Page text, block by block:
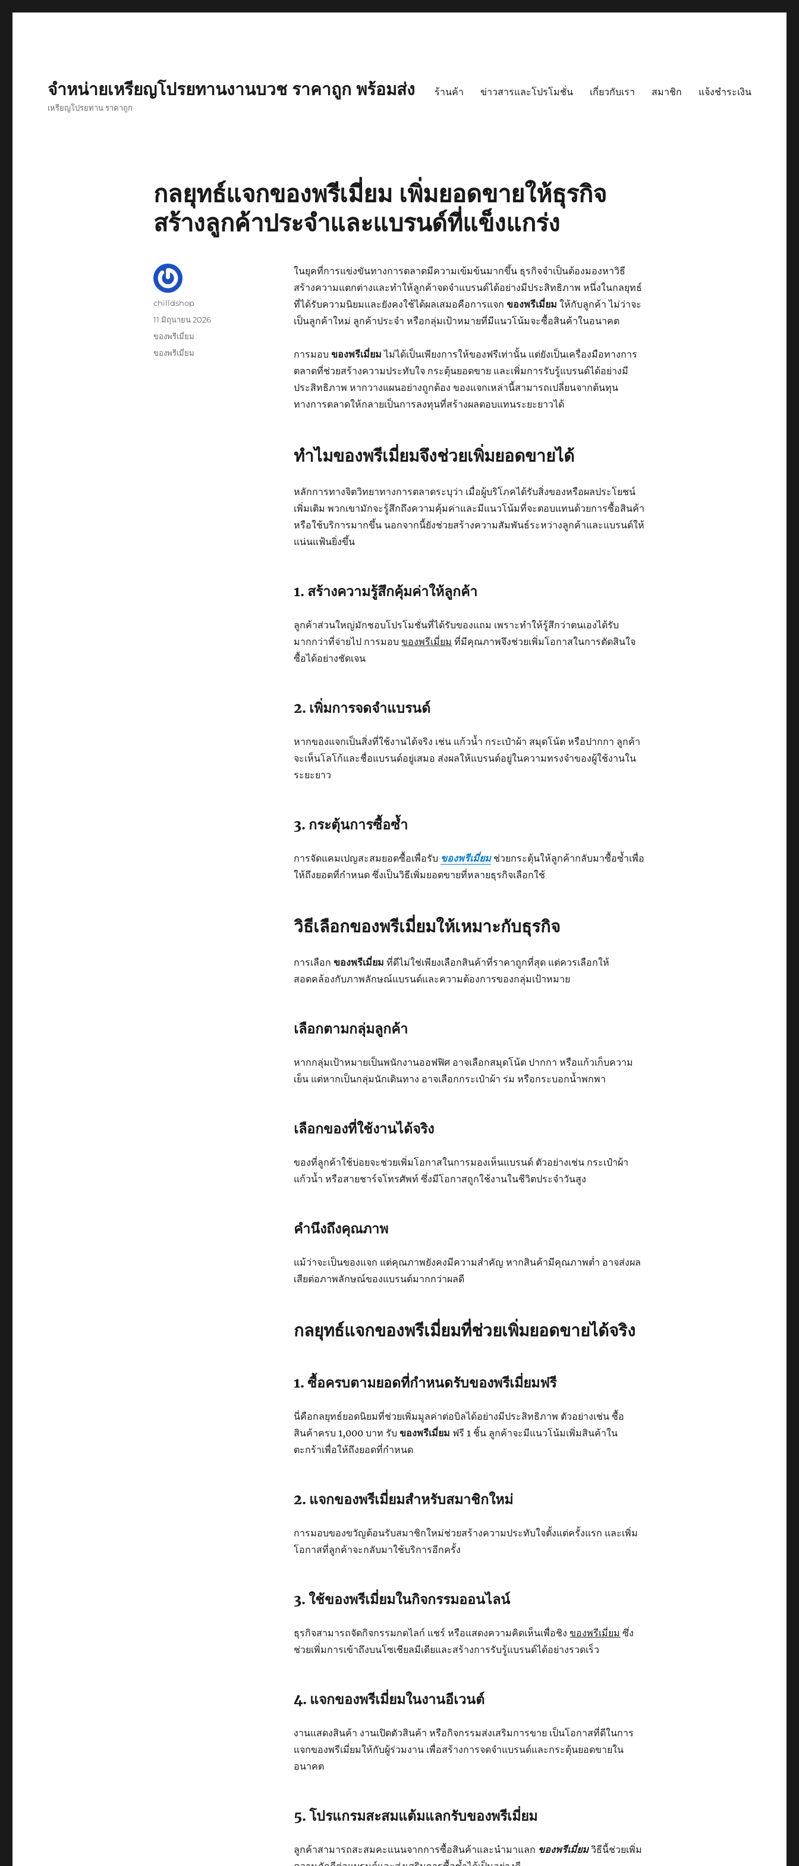
จำหน่ายเหรียญโปรยทานงานบวช ราคาถูก พร้อมส่ง
เหรียญโปรยทาน ราคาถูก
ร้านค้า ข่าวสารและโปรโมชั่น เกี่ยวกับเรา สมาชิก แจ้งชำระเงิน
กลยุทธ์แจกของพรีเมี่ยม เพิ่มยอดขายให้ธุรกิจ
สร้างลูกค้าประจำและแบรนด์ที่แข็งแกร่ง
ในยุคที่การแข่งขันทางการตลาดมีความเข้มข้นมากขึ้น ธุรกิจจำเป็นต้องมองหาวิธี
สร้างความแตกต่างและทำให้ลูกค้าจดจำแบรนด์ได้อย่างมีประสิทธิภาพ หนึ่งในกลยุทธ์
ที่ได้รับความนิยมและยังคงใช้ได้ผลเสมอคือการแจกของพรีเมี่ยม ให้กับลูกค้า ไม่ว่าจะ
เป็นลูกค้าใหม่ ลูกค้าประจำ หรือกลุ่มเป้าหมายที่มีแนวโน้มจะซื้อสินค้าในอนาคต
การมอบของพรีเมี่ยม ไม่ได้เป็นเพียงการให้ของฟรีเท่านั้น แต่ยังเป็นเครื่องมือทางการ
ตลาดที่ช่วยสร้างความประทับใจ กระตุ้นยอดขาย และเพิ่มการรับรู้แบรนด์ได้อย่างมี
ประสิทธิภาพ หากวางแผนอย่างถูกต้อง ของแจกเหล่านี้สามารถเปลี่ยนจากต้นทุน
ทางการตลาดให้กลายเป็นการลงทุนที่สร้างผลตอบแทนระยะยาวได้
ทำไมของพรีเมี่ยมจึงช่วยเพิ่มยอดขายได้
หลักการทางจิตวิทยาทางการตลาดระบุว่า เมื่อผู้บริโภคได้รับสิ่งของหรือผลประโยชน์
เพิ่มเติม พวกเขามักจะรู้สึกถึงความคุ้มค่าและมีแนวโน้มที่จะตอบแทนด้วยการซื้อสินค้า
หรือใช้บริการมากขึ้น นอกจากนี้ยังช่วยสร้างความสัมพันธ์ระหว่างลูกค้าและแบรนด์ให้
แน่นแฟ้นยิ่งขึ้น
1. สร้างความรู้สึกคุ้มค่าให้ลูกค้า
ลูกค้าส่วนใหญ่มักชอบโปรโมชั่นที่ได้รับของแถม เพราะทำให้รู้สึกว่าตนเองได้รับ
มากกว่าที่จ่ายไป การมอบของพรีเมี่ยม ที่มีคุณภาพจึงช่วยเพิ่มโอกาสในการตัดสินใจ
ซื้อได้อย่างชัดเจน
2. เพิ่มการจดจำแบรนด์
หากของแจกเป็นสิ่งที่ใช้งานได้จริง เช่น แก้วน้ำ กระเป๋าผ้า สมุดโน้ต หรือปากกา ลูกค้า
จะเห็นโลโก้และชื่อแบรนด์อยู่เสมอ ส่งผลให้แบรนด์อยู่ในความทรงจำของผู้ใช้งานใน
ระยะยาว
3. กระตุ้นการซื้อซ้ำ
การจัดแคมเปญสะสมยอดซื้อเพื่อรับ ของพรีเมี่ยมช่วยกระตุ้นให้ลูกค้ากลับมาซื้อซ้ำเพื่อ
ให้ถึงยอดที่กำหนด ซึ่งเป็นวิธีเพิ่มยอดขายที่หลายธุรกิจเลือกใช้
วิธีเลือกของพรีเมี่ยมให้เหมาะกับธุรกิจ
การเลือกของพรีเมี่ยม ที่ดีไม่ใช่เพียงเลือกสินค้าที่ราคาถูกที่สุด แต่ควรเลือกให้
สอดคล้องกับภาพลักษณ์แบรนด์และความต้องการของกลุ่มเป้าหมาย
เลือกตามกลุ่มลูกค้า
หากกลุ่มเป้าหมายเป็นพนักงานออฟฟิศ อาจเลือกสมุดโน้ต ปากกา หรือแก้วเก็บความ
เย็น แต่หากเป็นกลุ่มนักเดินทาง อาจเลือกกระเป๋าผ้า ร่ม หรือกระบอกน้ำพกพา
เลือกของที่ใช้งานได้จริง
ของที่ลูกค้าใช้บ่อยจะช่วยเพิ่มโอกาสในการมองเห็นแบรนด์ ตัวอย่างเช่น กระเป๋าผ้า
แก้วน้ำ หรือสายชาร์จโทรศัพท์ ซึ่งมีโอกาสถูกใช้งานในชีวิตประจำวันสูง
คำนึงถึงคุณภาพ
แม้ว่าจะเป็นของแจก แต่คุณภาพยังคงมีความสำคัญ หากสินค้ามีคุณภาพต่ำ อาจส่งผล
เสียต่อภาพลักษณ์ของแบรนด์มากกว่าผลดี
กลยุทธ์แจกของพรีเมี่ยมที่ช่วยเพิ่มยอดขายได้จริง
1. ซื้อครบตามยอดที่กำหนดรับของพรีเมี่ยมฟรี
นี่คือกลยุทธ์ยอดนิยมที่ช่วยเพิ่มมูลค่าต่อบิลได้อย่างมีประสิทธิภาพ ตัวอย่างเช่น ซื้อ
สินค้าครบ 1,000 บาท รับของพรีเมี่ยม ฟรี 1 ชิ้น ลูกค้าจะมีแนวโน้มเพิ่มสินค้าใน
ตะกร้าเพื่อให้ถึงยอดที่กำหนด
2. แจกของพรีเมี่ยมสำหรับสมาชิกใหม่
การมอบของขวัญต้อนรับสมาชิกใหม่ช่วยสร้างความประทับใจตั้งแต่ครั้งแรก และเพิ่ม
โอกาสที่ลูกค้าจะกลับมาใช้บริการอีกครั้ง
3. ใช้ของพรีเมี่ยมในกิจกรรมออนไลน์
ธุรกิจสามารถจัดกิจกรรมกดไลก์ แชร์ หรือแสดงความคิดเห็นเพื่อชิงของพรีเมี่ยม ซึ่ง
ช่วยเพิ่มการเข้าถึงบนโซเชียลมีเดียและสร้างการรับรู้แบรนด์ได้อย่างรวดเร็ว
4. แจกของพรีเมี่ยมในงานอีเวนต์
งานแสดงสินค้า งานเปิดตัวสินค้า หรือกิจกรรมส่งเสริมการขาย เป็นโอกาสที่ดีในการ
แจกของพรีเมี่ยมให้กับผู้ร่วมงาน เพื่อสร้างการจดจำแบรนด์และกระตุ้นยอดขายใน
อนาคต
5. โปรแกรมสะสมแต้มแลกรับของพรีเมี่ยม
ลูกค้าสามารถสะสมคะแนนจากการซื้อสินค้าและนำมาแลก ของพรีเมี่ยมวิธีนี้ช่วยเพิ่ม
ผู้
เขียน
chilldshop
เขียน
11 มิถุนายน 2026
หมวด
ของพรีเมี่ยม
ป้าย
ของพรีเมี่ยม